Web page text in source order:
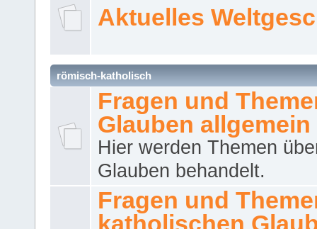
Aktuelles
römisch-katholisch
Fragen und
Glauben allgemein
Hier werden Themen
Glauben behandelt.
Fragen und
katholischen